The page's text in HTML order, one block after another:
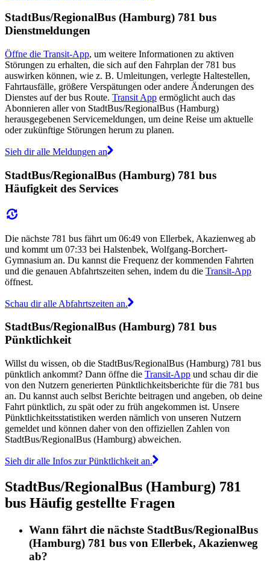
StadtBus/RegionalBus (Hamburg) 781 bus
Dienstmeldungen
Öffne die Transit-App, um weitere Informationen zu aktiven
Störungen zu erhalten, die sich auf den Fahrplan der 781 bus
auswirken können, wie z. B. Umleitungen, verlegte Haltestellen,
Fahrtausfälle, größere Verspätungen oder andere Änderungen des
Dienstes auf der bus Route. Transit App ermöglicht auch das
Abonnieren aller von StadtBus/RegionalBus (Hamburg)
herausgegebenen Servicemeldungen, um deine Reise um aktuelle
oder zukünftige Störungen herum zu planen.
Sieh dir alle Meldungen an
StadtBus/RegionalBus (Hamburg) 781 bus
Häufigkeit des Services
Die nächste 781 bus fährt um 06:49 von Ellerbek, Akazienweg ab
und kommt um 07:33 bei Halstenbek, Wolfgang-Borchert-
Gymnasium an. Du kannst die Frequenz der kommenden Fahrten
und die genauen Abfahrtszeiten sehen, indem du die Transit-App
öffnest.
Schau dir alle Abfahrtszeiten an.
StadtBus/RegionalBus (Hamburg) 781 bus
Pünktlichkeit
Willst du wissen, ob die StadtBus/RegionalBus (Hamburg) 781 bus
pünktlich ankommt? Dann öffne die Transit-App und schau dir die
von den Nutzern generierten Pünktlichkeitsberichte für die 781 bus
an. Du kannst auch selbst Berichte beitragen und angeben, ob deine
Fahrt pünktlich, zu spät oder zu früh angekommen ist. Unsere
Pünktlichkeitsstatistiken werden nämlich von unseren Nutzern
gemeldet und können daher von den offiziellen Zahlen von
StadtBus/RegionalBus (Hamburg) abweichen.
Sieh dir alle Infos zur Pünktlichkeit an.
StadtBus/RegionalBus (Hamburg) 781
bus Häufig gestellte Fragen
Wann fährt die nächste StadtBus/RegionalBus
(Hamburg) 781 bus von Ellerbek, Akazienweg
ab?